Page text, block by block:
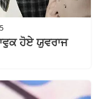
ਹੋਏ ਯੁਵਰਾਜ